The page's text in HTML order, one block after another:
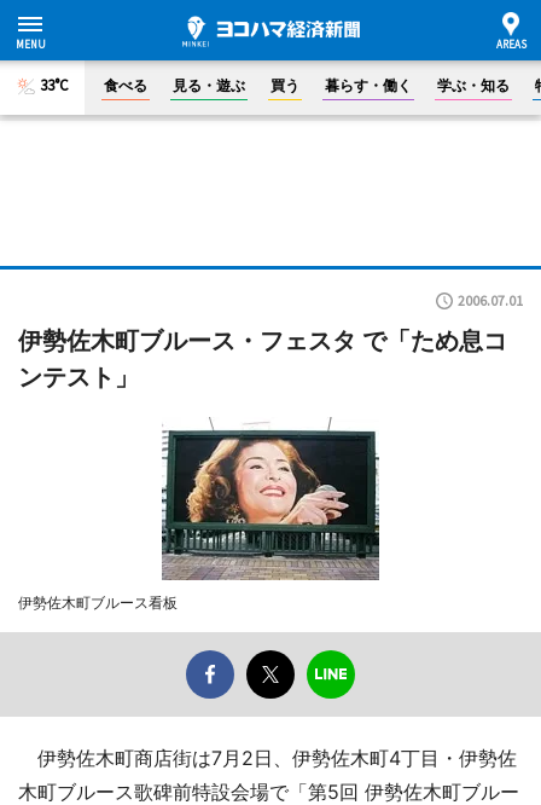
33°C 食べる 見る・遊ぶ 買う 暮らす・働く 学ぶ・知る
2006.07.01
伊勢佐木町ブルース・フェスタ で「ため息コ
ンテスト」
伊勢佐木町ブルース看板
伊勢佐木町商店街は7月2日、伊勢佐木町4丁目・伊勢佐
木町ブルース歌碑前特設会場で「第5回 伊勢佐木町ブルー